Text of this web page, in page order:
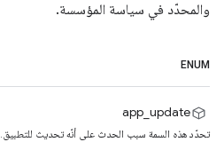
والمحدّد في سياسة المؤسسة.
ENUM
app_update
تحدّد هذه السمة سبب الحدث على أنّه تحديث للتطبيق.